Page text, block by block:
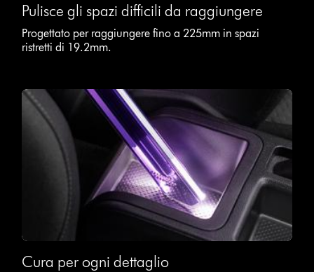
Pulisce gli spazi difficili da raggiungere
Progettato per raggiungere fino a 225mm in spazi
ristretti di 19.2mm.
Cura per ogni dettaglio